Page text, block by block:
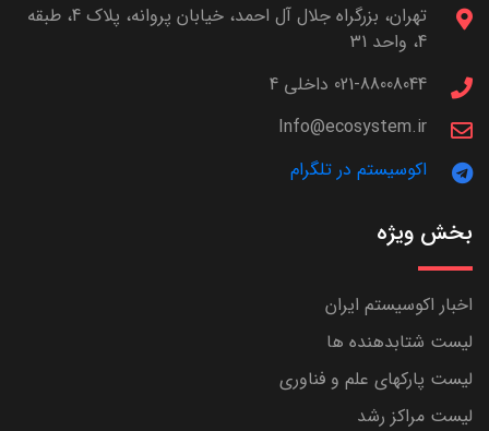
تهران، بزرگراه جلال آل احمد، خیابان پروانه، پلاک 4، طبقه
4، واحد 31
021-88008044 داخلی 4
Info@ecosystem.ir
اکوسیستم در تلگرام
بخش ویژه
اخبار اکوسیستم ایران
لیست شتابدهنده ها
لیست پارکهای علم و فناوری
لیست مراکز رشد